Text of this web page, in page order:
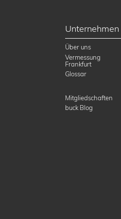
Unternehmen
Über uns
Vermessung
Frankfurt
Glossar
Mitgliedschaften
buck Blog